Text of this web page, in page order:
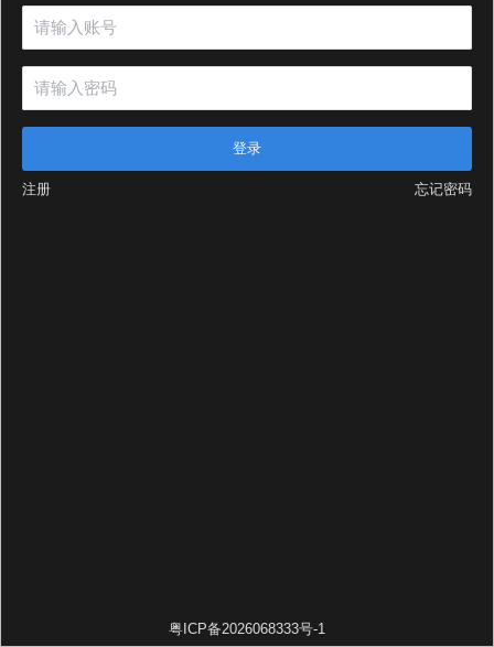
登录
注册 忘记密码
粤ICP备2026068333号-1